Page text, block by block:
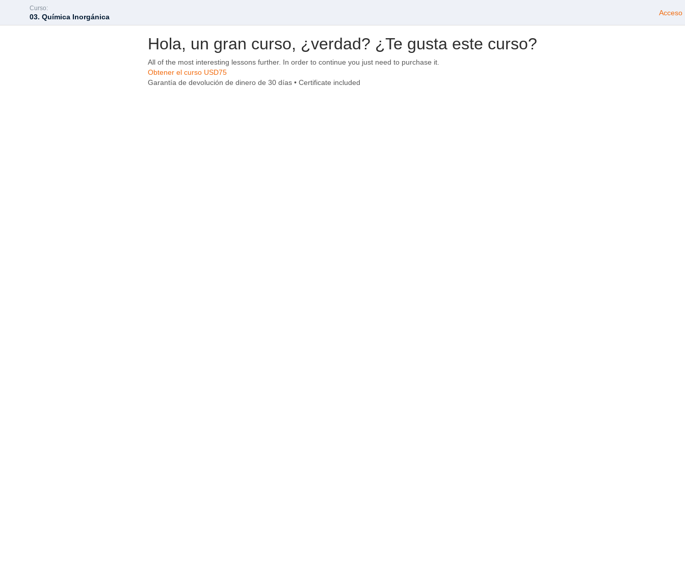
Curso:
03. Química Inorgánica Acceso
Hola, un gran curso, ¿verdad? ¿Te gusta este curso?
All of the most interesting lessons further. In order to continue you just need to purchase it.
Obtener el curso USD75
Garantía de devolución de dinero de 30 días • Certificate included